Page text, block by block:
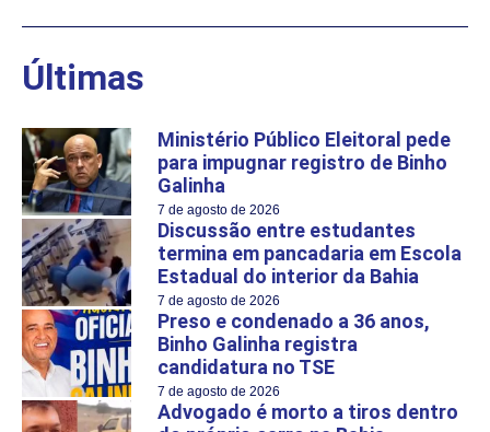
Últimas
Ministério Público Eleitoral pede
para impugnar registro de Binho
Galinha
7 de agosto de 2026
Discussão entre estudantes
termina em pancadaria em Escola
Estadual do interior da Bahia
7 de agosto de 2026
Preso e condenado a 36 anos,
Binho Galinha registra
candidatura no TSE
7 de agosto de 2026
Advogado é morto a tiros dentro